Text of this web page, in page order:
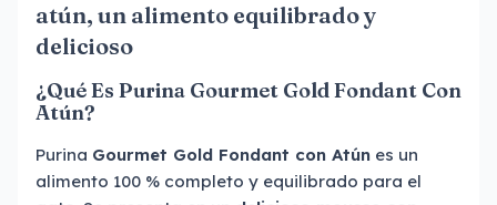
atún, un alimento equilibrado y
delicioso
¿Qué Es Purina Gourmet Gold Fondant Con
Atún?
Purina Gourmet Gold Fondant con Atún es un
alimento 100 % completo y equilibrado para el